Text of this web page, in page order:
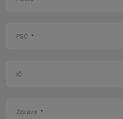
PSČ *
IČ
Zpráva *